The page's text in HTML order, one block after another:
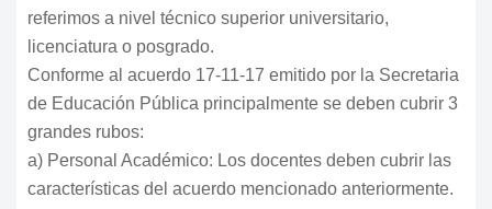
referimos a nivel técnico superior universitario,
licenciatura o posgrado.
Conforme al acuerdo 17-11-17 emitido por la Secretaria
de Educación Pública principalmente se deben cubrir 3
grandes rubos:
a) Personal Académico: Los docentes deben cubrir las
características del acuerdo mencionado anteriormente.